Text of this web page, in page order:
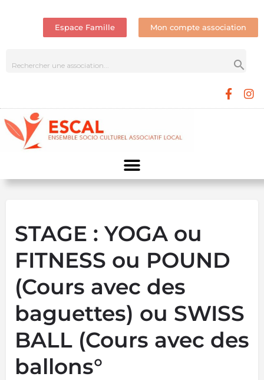
Espace Famille Mon compte association
STAGE : YOGA ou
FITNESS ou POUND
(Cours avec des
baguettes) ou SWISS
BALL (Cours avec des
ballons°